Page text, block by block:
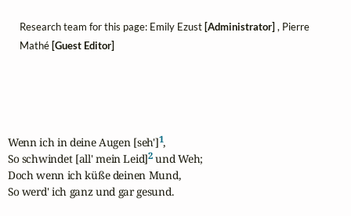
Research team for this page: Emily Ezust [Administrator] , Pierre
Mathé [Guest Editor]
Wenn ich in deine Augen [seh']1,
So schwindet [all' mein Leid]2 und Weh;
Doch wenn ich küße deinen Mund,
So werd' ich ganz und gar gesund.